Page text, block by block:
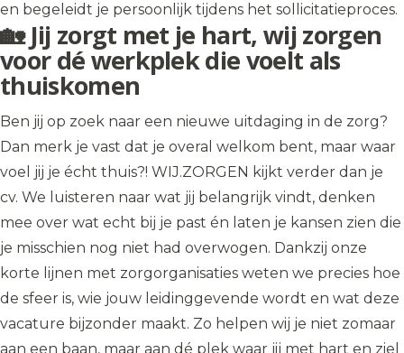
en begeleidt je persoonlijk tijdens het sollicitatieproces.
🏡 Jij zorgt met je hart, wij zorgen
voor dé werkplek die voelt als
thuiskomen
Ben jij op zoek naar een nieuwe uitdaging in de zorg?
Dan merk je vast dat je overal welkom bent, maar waar
voel jij je écht thuis?! WIJ.ZORGEN kijkt verder dan je
cv. We luisteren naar wat jij belangrijk vindt, denken
mee over wat echt bij je past én laten je kansen zien die
je misschien nog niet had overwogen. Dankzij onze
korte lijnen met zorgorganisaties weten we precies hoe
de sfeer is, wie jouw leidinggevende wordt en wat deze
vacature bijzonder maakt. Zo helpen wij je niet zomaar
aan een baan, maar aan dé plek waar jij met hart en ziel